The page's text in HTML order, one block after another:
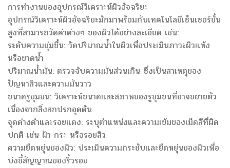
การทำงานของอุปกรณ์วิเคราะห์ผิวอัจฉริยะ
อุปกรณ์วิเคราะห์ผิวอัจฉริยะมักมาพร้อมกับเทคโนโลยีเซ็นเซอร์ขั้น
สูงที่สามารถวัดค่าต่างๆ ของผิวได้อย่างละเอียด เช่น:
ระดับความชุ่มชื้น: วัดปริมาณน้ำในผิวเพื่อประเมินภาวะผิวแห้ง
หรือขาดน้ำ
ปริมาณน้ำมัน: ตรวจจับความมันส่วนเกิน ซึ่งเป็นสาเหตุของ
ปัญหาสิวและความมันวาว
ขนาดรูขุมขน: วิเคราะห์ขนาดและสภาพของรูขุมขนที่อาจขยายตัว
เนื่องจากสิ่งสกปรกอุดตัน
จุดด่างดำและรอยแดง: ระบุตำแหน่งและความเข้มของเม็ดสีที่ผิด
ปกติ เช่น ฝ้า กระ หรือรอยสิว
ความยืดหยุ่นของผิว: ประเมินความกระชับและยืดหยุ่นของผิวเพื่อ
บ่งชี้สัญญาณของริ้วรอย